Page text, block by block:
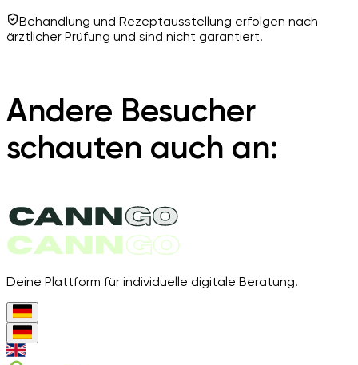
Behandlung und Rezeptausstellung erfolgen nach
ärztlicher Prüfung und sind nicht garantiert.
Andere Besucher
schauten auch an:
Deine Plattform für individuelle digitale Beratung.